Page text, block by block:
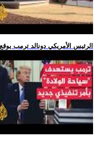
.. الرئيس الأمريكي دونالد ترمب